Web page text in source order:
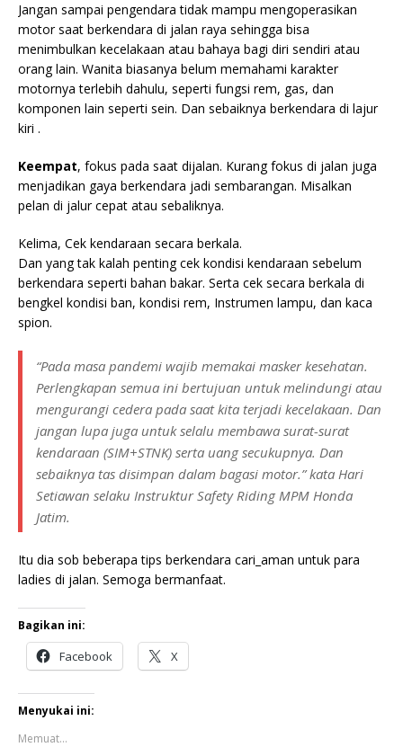
Jangan sampai pengendara tidak mampu mengoperasikan
motor saat berkendara di jalan raya sehingga bisa
menimbulkan kecelakaan atau bahaya bagi diri sendiri atau
orang lain. Wanita biasanya belum memahami karakter
motornya terlebih dahulu, seperti fungsi rem, gas, dan
komponen lain seperti sein. Dan sebaiknya berkendara di lajur
kiri .
Keempat, fokus pada saat dijalan. Kurang fokus di jalan juga
menjadikan gaya berkendara jadi sembarangan. Misalkan
pelan di jalur cepat atau sebaliknya.
Kelima, Cek kendaraan secara berkala.
Dan yang tak kalah penting cek kondisi kendaraan sebelum
berkendara seperti bahan bakar. Serta cek secara berkala di
bengkel kondisi ban, kondisi rem, Instrumen lampu, dan kaca
spion.
“Pada masa pandemi wajib memakai masker kesehatan.
Perlengkapan semua ini bertujuan untuk melindungi atau
mengurangi cedera pada saat kita terjadi kecelakaan. Dan
jangan lupa juga untuk selalu membawa surat-surat
kendaraan (SIM+STNK) serta uang secukupnya. Dan
sebaiknya tas disimpan dalam bagasi motor.” kata Hari
Setiawan selaku Instruktur Safety Riding MPM Honda
Jatim.
Itu dia sob beberapa tips berkendara cari_aman untuk para
ladies di jalan. Semoga bermanfaat.
Bagikan ini:
Facebook X
Menyukai ini:
Memuat...